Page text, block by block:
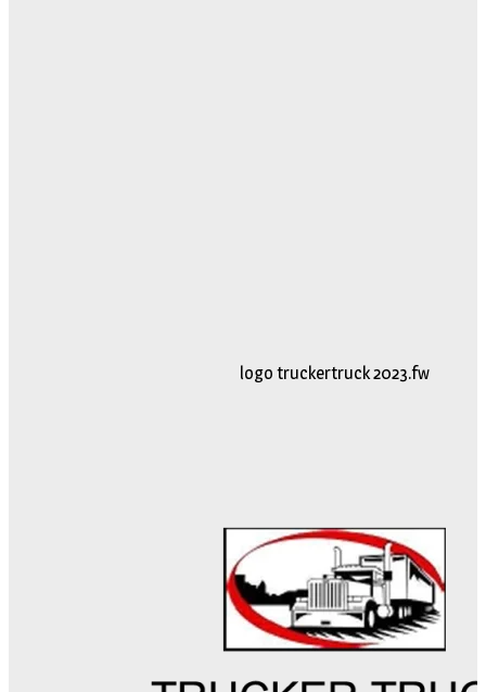
logo truckertruck 2023.fw